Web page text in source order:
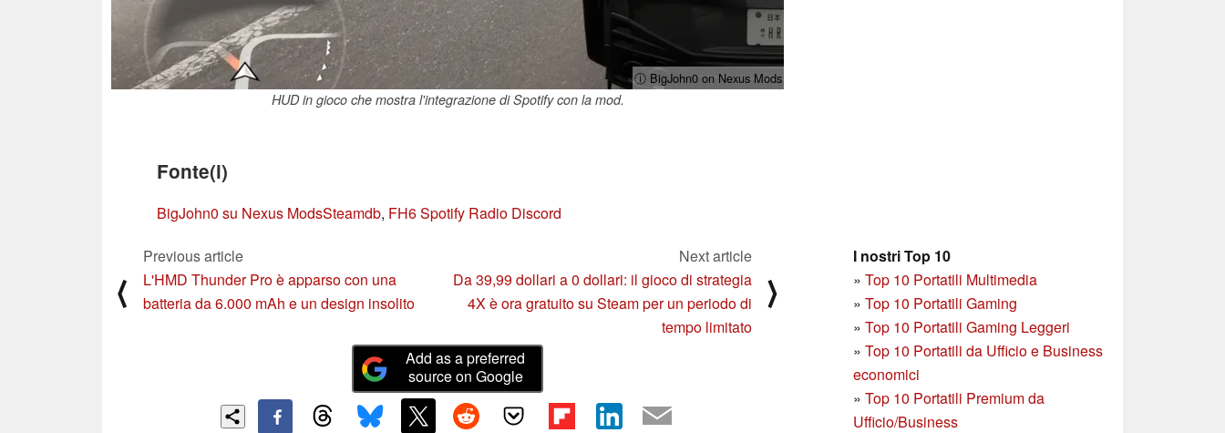
ⓘ BigJohn0 on Nexus Mods
HUD in gioco che mostra l'integrazione di Spotify con la mod.
Fonte(i)
BigJohn0 su Nexus ModsSteamdb, FH6 Spotify Radio Discord
I nostri Top 10
» Top 10 Portatili Multimedia
» Top 10 Portatili Gaming
» Top 10 Portatili Gaming Leggeri
» Top 10 Portatili da Ufficio e Business
economici
» Top 10 Portatili Premium da
Ufficio/Business
⟨
Previous article
L'HMD Thunder Pro è apparso con una
batteria da 6.000 mAh e un design insolito
Next article
Da 39,99 dollari a 0 dollari: il gioco di strategia
4X è ora gratuito su Steam per un periodo di
tempo limitato
⟩
Add as a preferred
source on Google